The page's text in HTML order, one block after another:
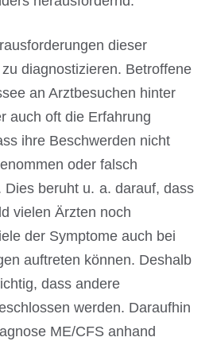
dieser
diagnostizieren. Betroffene
an Arztbesuchen hinter
auch oft die Erfahrung
ihre Beschwerden nicht
oder falsch
Dies beruht u. a. darauf, dass
vielen Ärzten noch
der Symptome auch bei
auftreten können. Deshalb
dass andere
werden. Daraufhin
ME/CFS anhand